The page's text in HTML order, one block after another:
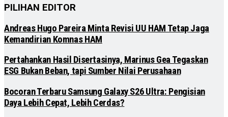
PILIHAN EDITOR
Andreas Hugo Pareira Minta Revisi UU HAM Tetap Jaga
Kemandirian Komnas HAM
Pertahankan Hasil Disertasinya, Marinus Gea Tegaskan
ESG Bukan Beban, tapi Sumber Nilai Perusahaan
Bocoran Terbaru Samsung Galaxy S26 Ultra: Pengisian
Daya Lebih Cepat, Lebih Cerdas?